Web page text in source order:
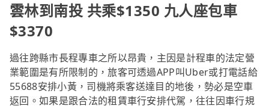
雲林到南投 共乘$1350 九人座包車
$3370
過往跨縣市長程專車之所以昂貴，主因是計程車的法定營
業範圍是有所限制的，旅客可透過APP叫Uber或打電話給
55688安排小黃，司機將乘客送達目的地後，勢必是空車
返回。如果是跟合法的租賃車行安排代駕，往往因車行規